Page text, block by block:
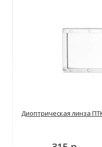
Диоптрическая линза